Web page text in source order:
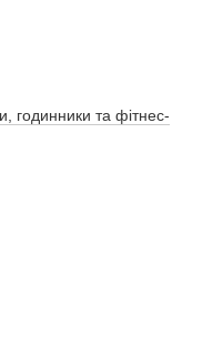
годинники та фітнес-